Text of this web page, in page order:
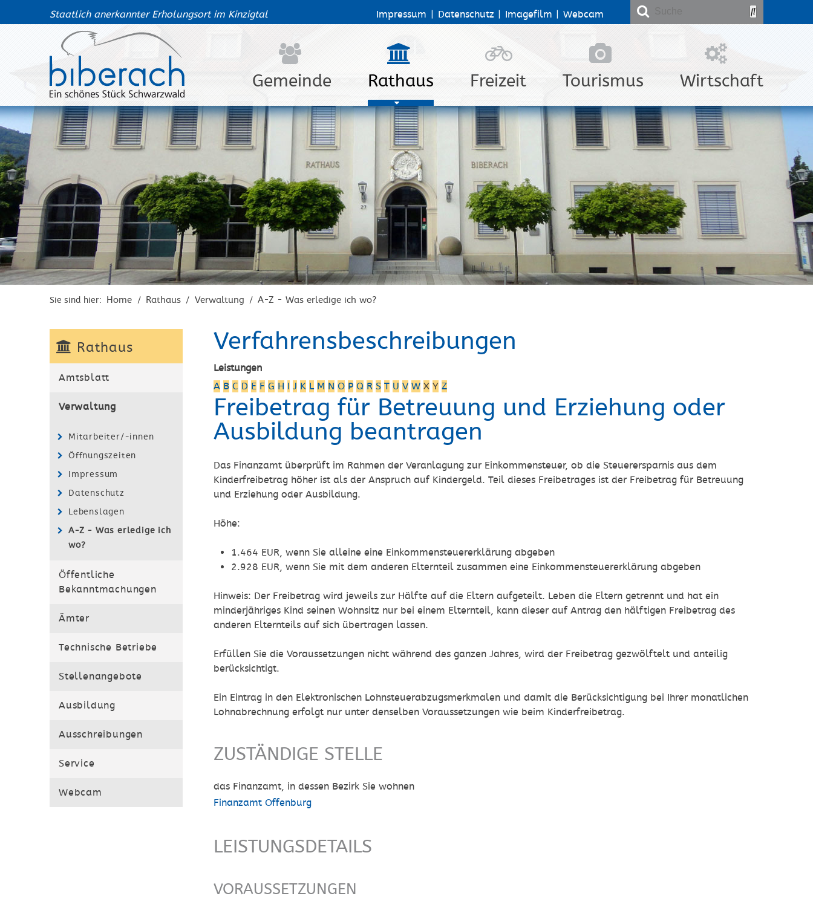
Staatlich anerkannter Erholungsort im Kinzigtal Impressum Datenschutz Imagefilm Webcam
Gemeinde Rathaus Freizeit Tourismus Wirtschaft
Sie sind hier: Home / Rathaus / Verwaltung / A-Z - Was erledige ich wo?
Rathaus
Amtsblatt
Verwaltung
Mitarbeiter/-innen
Öffnungszeiten
Impressum
Datenschutz
Lebenslagen
A-Z - Was erledige ich
wo?
Öffentliche
Bekanntmachungen
Ämter
Technische Betriebe
Stellenangebote
Ausbildung
Ausschreibungen
Service
Webcam
Verfahrensbeschreibungen
Leistungen
A B C D E F G H I J K L M N O P Q R S T U V W X Y Z
Freibetrag für Betreuung und Erziehung oder
Ausbildung beantragen
Das Finanzamt überprüft im Rahmen der Veranlagung zur Einkommensteuer, ob die Steuerersparnis aus dem
Kinderfreibetrag höher ist als der Anspruch auf Kindergeld. Teil dieses Freibetrages ist der Freibetrag für Betreuung
und Erziehung oder Ausbildung.
Höhe:
1.464 EUR, wenn Sie alleine eine Einkommensteuererklärung abgeben
2.928 EUR, wenn Sie mit dem anderen Elternteil zusammen eine Einkommensteuererklärung abgeben
Hinweis: Der Freibetrag wird jeweils zur Hälfte auf die Eltern aufgeteilt. Leben die Eltern getrennt und hat ein
minderjähriges Kind seinen Wohnsitz nur bei einem Elternteil, kann dieser auf Antrag den hälftigen Freibetrag des
anderen Elternteils auf sich übertragen lassen.
Erfüllen Sie die Voraussetzungen nicht während des ganzen Jahres, wird der Freibetrag gezwölftelt und anteilig
berücksichtigt.
Ein Eintrag in den Elektronischen Lohnsteuerabzugsmerkmalen und damit die Berücksichtigung bei Ihrer monatlichen
Lohnabrechnung erfolgt nur unter denselben Voraussetzungen wie beim Kinderfreibetrag.
ZUSTÄNDIGE STELLE
das Finanzamt, in dessen Bezirk Sie wohnen
Finanzamt Offenburg
LEISTUNGSDETAILS
VORAUSSETZUNGEN